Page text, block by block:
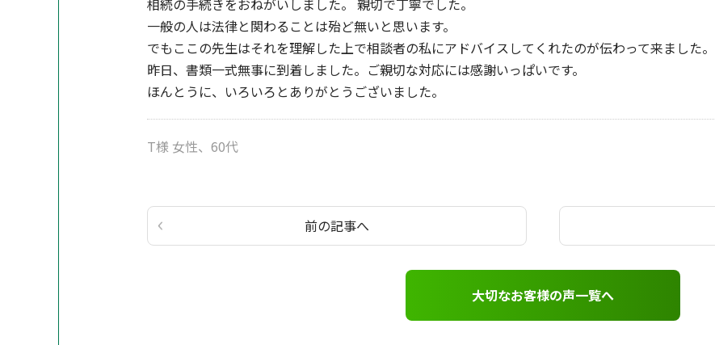
相続の手続きをおねがいしました。 親切で丁寧でした。
一般の人は法律と関わることは殆ど無いと思います。
でもここの先生はそれを理解した上で相談者の私にアドバイスしてくれたのが伝わって来ました。
昨日、書類一式無事に到着しました。ご親切な対応には感謝いっぱいです。
ほんとうに、いろいろとありがとうございました。
T様 女性、60代
前の記事へ
大切なお客様の声一覧へ